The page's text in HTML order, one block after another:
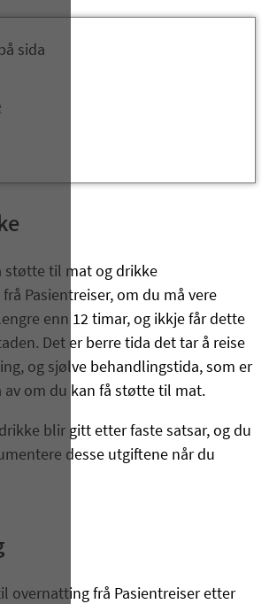
sida
støtte til mat og drikke
Pasientreiser, om du må vere
enn 12 timar, og ikkje får dette
Det er berre tida det tar å reise
og sjølve behandlingstida, som er
av om du kan få støtte til mat.
blir gitt etter faste satsar, og du
desse utgiftene når du
overnatting frå Pasientreiser etter